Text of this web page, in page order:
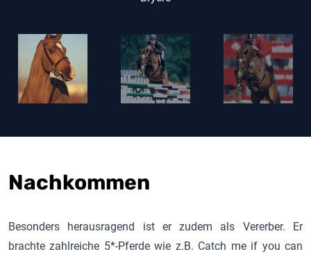
Nachkommen
Besonders herausragend ist er zudem als Vererber. Er
brachte zahlreiche 5*-Pferde wie z.B. Catch me if you can